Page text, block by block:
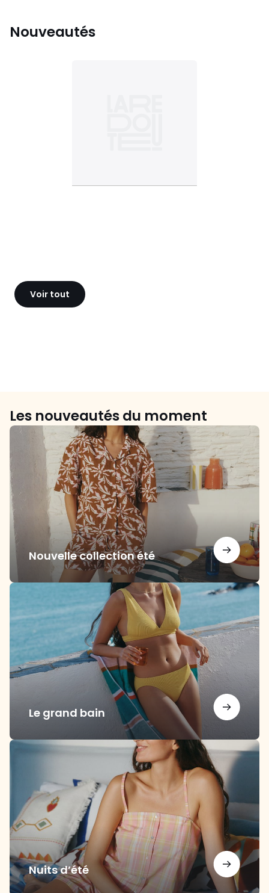
Nouveautés
Voir tout
Les nouveautés du moment
Nouvelle collection été
Nouvelle
collection
été
Le grand bain
Le
bain
Nuits d’été
Nuits